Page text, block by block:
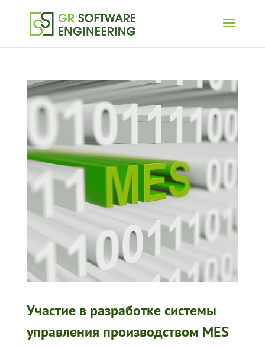
Участие в разработке системы
управления производством MES